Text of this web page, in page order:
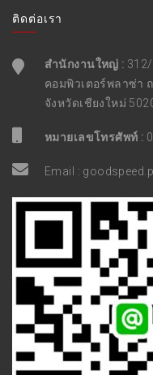
ติดต่อเรา
สำนักงานใหญ่ :
คอมพิวเตอร์พลาซ่า
จังหวัดเชียงใหม่
หมายเลขโทรศัพท์ :
Email :